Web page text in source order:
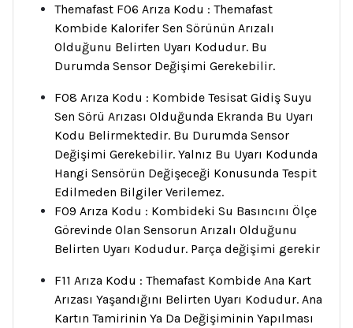
Themafast F06 Arıza Kodu : Themafast
Kombide Kalorifer Sen Sörünün Arızalı
Olduğunu Belirten Uyarı Kodudur. Bu
Durumda Sensor Değişimi Gerekebilir.
F08 Arıza Kodu : Kombide Tesisat Gidiş Suyu
Sen Sörü Arızası Olduğunda Ekranda Bu Uyarı
Kodu Belirmektedir. Bu Durumda Sensor
Değişimi Gerekebilir. Yalnız Bu Uyarı Kodunda
Hangi Sensörün Değişeceği Konusunda Tespit
Edilmeden Bilgiler Verilemez.
F09 Arıza Kodu : Kombideki Su Basıncını Ölçe
Görevinde Olan Sensorun Arızalı Olduğunu
Belirten Uyarı Kodudur. Parça değişimi gerekir
F11 Arıza Kodu : Themafast Kombide Ana Kart
Arızası Yaşandığını Belirten Uyarı Kodudur. Ana
Kartın Tamirinin Ya Da Değişiminin Yapılması